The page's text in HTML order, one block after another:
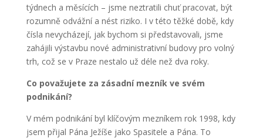
týdnech a měsících – jsme neztratili chuť pracovat, být
rozumně odvážní a nést riziko. I v této těžké době, kdy
čísla nevycházejí, jak bychom si představovali, jsme
zahájili výstavbu nové administrativní budovy pro volný
trh, což se v Praze nestalo už déle než dva roky.
Co považujete za zásadní mezník ve svém
podnikání?
V mém podnikání byl klíčovým mezníkem rok 1998, kdy
jsem přijal Pána Ježíše jako Spasitele a Pána. To